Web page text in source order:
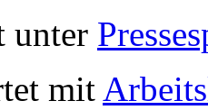
unter
mit